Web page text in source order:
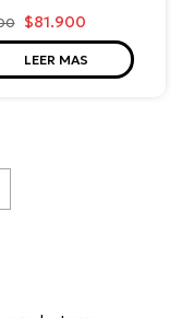
$81.900
LEER MAS